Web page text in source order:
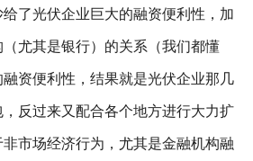
了光伏企业巨大的融资便利性，加
（尤其是银行）的关系（我们都懂
资便利性，结果就是光伏企业那几
反过来又配合各个地方进行大力扩
市场经济行为，尤其是金融机构融